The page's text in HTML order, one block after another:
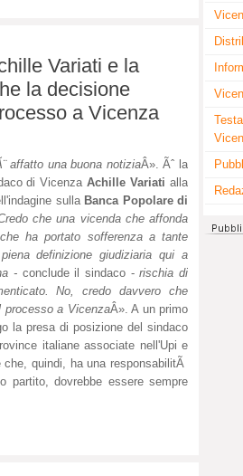
Variati e la
la decisione
a Vicenza
affatto una buona notiziaÂ». Ãˆ la
di VicenzaAchille Variatialla
sulla Banca Popolare di
che una vicenda che affonda
ha portato sofferenza a tante
definizione giudiziaria qui a
- conclude il sindaco -rischia di
No, credo davvero che
processo a VicenzaÂ». A un primo
la presa di posizione del sindaco
italiane associate nell'Upi e
che, quindi, ha una responsabilitÃ
dovrebbe essere sempre